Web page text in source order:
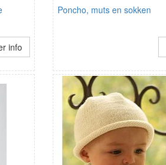
info
Poncho, muts en sokken